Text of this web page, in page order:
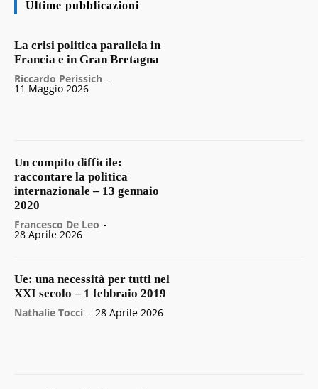
Ultime pubblicazioni
La crisi politica parallela in
Francia e in Gran Bretagna
Riccardo Perissich -
11 Maggio 2026
Un compito difficile:
raccontare la politica
internazionale – 13 gennaio
2020
Francesco De Leo -
28 Aprile 2026
Ue: una necessità per tutti nel
XXI secolo – 1 febbraio 2019
Nathalie Tocci - 28 Aprile 2026